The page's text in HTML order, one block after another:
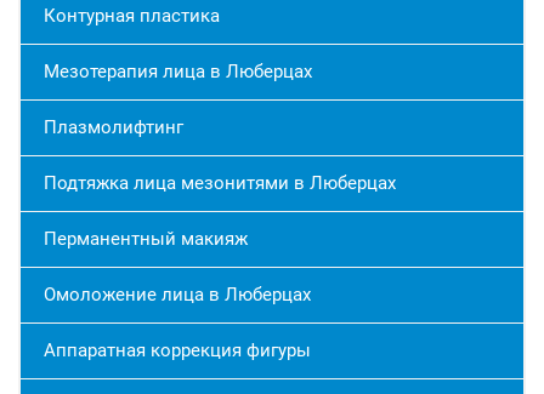
Контурная пластика
Мезотерапия лица в Люберцах
Плазмолифтинг
Подтяжка лица мезонитями в Люберцах
Перманентный макияж
Омоложение лица в Люберцах
Аппаратная коррекция фигуры